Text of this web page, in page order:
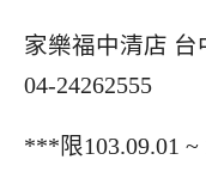
家樂福中清店 台
04-24262555
***限103.09.01 ~